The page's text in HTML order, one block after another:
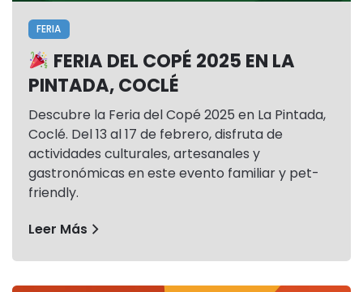
FERIA
FERIA DEL COPÉ 2025 EN LA
PINTADA, COCLÉ
Descubre la Feria del Copé 2025 en La Pintada,
Coclé. Del 13 al 17 de febrero, disfruta de
actividades culturales, artesanales y
gastronómicas en este evento familiar y pet-
friendly.
Leer Más